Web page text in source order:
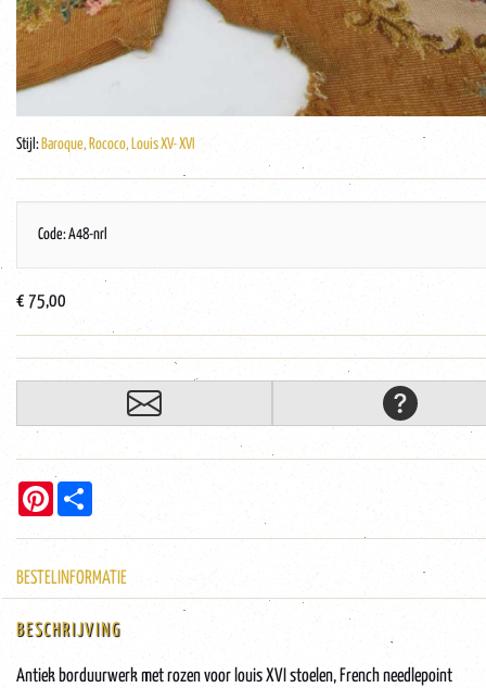
Stijl: Baroque, Rococo, Louis XV- XVI
Code: A48-nrl
€ 75,00
Pinterest
BESTELINFORMATIE
BESCHRIJVING
Antiek borduurwerk met rozen voor louis XVI stoelen, French needlepoint